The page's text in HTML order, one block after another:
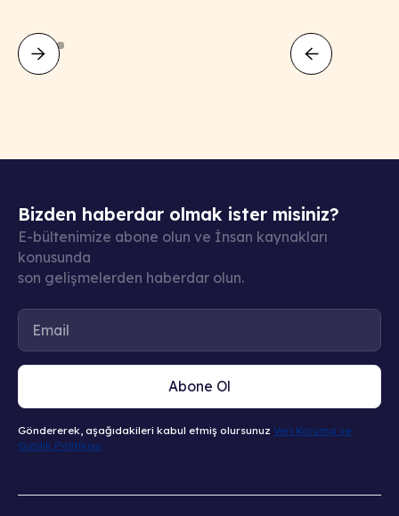
Bizden haberdar olmak ister misiniz?
E-bültenimize abone olun ve İnsan kaynakları
konusunda
son gelişmelerden haberdar olun.
Abone Ol
Göndererek, aşağıdakileri kabul etmiş olursunuz Veri Koruma ve
Gizlilik Politikası